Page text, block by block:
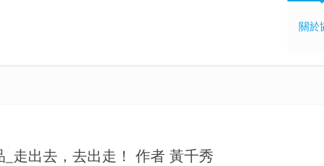
關
走出去，去出走！ 作者 黃千秀